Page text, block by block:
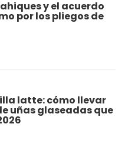
y el acuerdo
por los pliegos de
latte: cómo llevar
uñas glaseadas que